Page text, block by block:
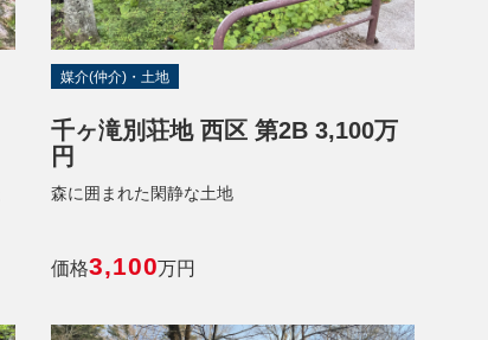
媒介(仲介)・土地
千ヶ滝別荘地 西区 第2B 3,100万
円
森に囲まれた閑静な土地
価格3,100万円